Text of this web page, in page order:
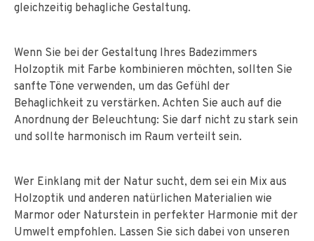
gleichzeitig behagliche Gestaltung.
Wenn Sie bei der Gestaltung Ihres Badezimmers
Holzoptik mit Farbe kombinieren möchten, sollten Sie
sanfte Töne verwenden, um das Gefühl der
Behaglichkeit zu verstärken. Achten Sie auch auf die
Anordnung der Beleuchtung: Sie darf nicht zu stark sein
und sollte harmonisch im Raum verteilt sein.
Wer Einklang mit der Natur sucht, dem sei ein Mix aus
Holzoptik und anderen natürlichen Materialien wie
Marmor oder Naturstein in perfekter Harmonie mit der
Umwelt empfohlen. Lassen Sie sich dabei von unseren